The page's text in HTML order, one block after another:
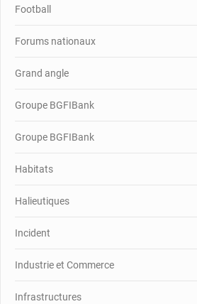
Football
Forums nationaux
Grand angle
Groupe BGFIBank
Groupe BGFIBank
Habitats
Halieutiques
Incident
Industrie et Commerce
Infrastructures